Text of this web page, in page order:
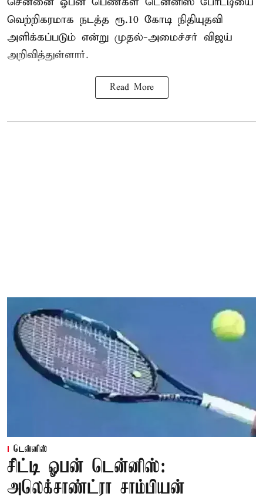
வெற்றிகரமாக நடத்த ரூ.10 கோடி நிதியுதவி
அளிக்கப்படும் என்று முதல்-அமைச்சர் விஜய்
அறிவித்துள்ளார்.
Read More
டென்னிஸ்
சிட்டி ஓபன் டென்னிஸ்:
அலெக்சாண்ட்ரா சாம்பியன்